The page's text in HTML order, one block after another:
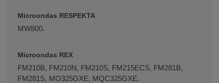
Microondas RESPEKTA
MW800.
Microondas REX
FM210B, FM210N, FM210S, FM215ECS, FM281B,
FM281S, MO325GXE, MQC325GXE.